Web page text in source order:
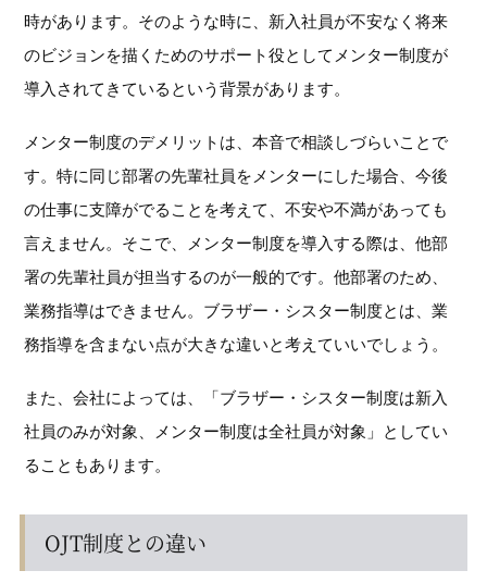
時があります。そのような時に、新入社員が不安なく将来
のビジョンを描くためのサポート役としてメンター制度が
導入されてきているという背景があります。
メンター制度のデメリットは、本音で相談しづらいことで
す。特に同じ部署の先輩社員をメンターにした場合、今後
の仕事に支障がでることを考えて、不安や不満があっても
言えません。そこで、メンター制度を導入する際は、他部
署の先輩社員が担当するのが一般的です。他部署のため、
業務指導はできません。ブラザー・シスター制度とは、業
務指導を含まない点が大きな違いと考えていいでしょう。
また、会社によっては、「ブラザー・シスター制度は新入
社員のみが対象、メンター制度は全社員が対象」としてい
ることもあります。
OJT制度との違い